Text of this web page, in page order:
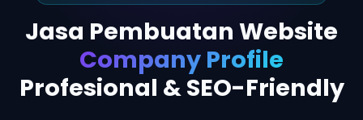
Jasa Pembuatan Website
Company Profile
Profesional & SEO-Friendly